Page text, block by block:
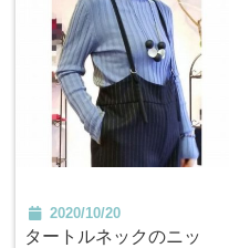
2020/10/20
タートルネックのニッ